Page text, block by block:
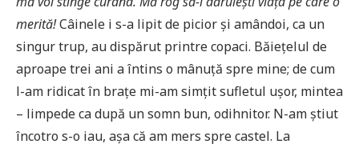
merită!Câinele i s-a lipit de picior și amândoi, ca un
singur trup, au dispărut printre copaci. Băiețelul de
aproape trei ani a întins o mânuță spre mine; de cum
l-am ridicat în brațe mi-am simțit sufletul ușor, mintea
– limpede ca după un somn bun, odihnitor. N-am știut
încotro s-o iau, așa că am mers spre castel. La